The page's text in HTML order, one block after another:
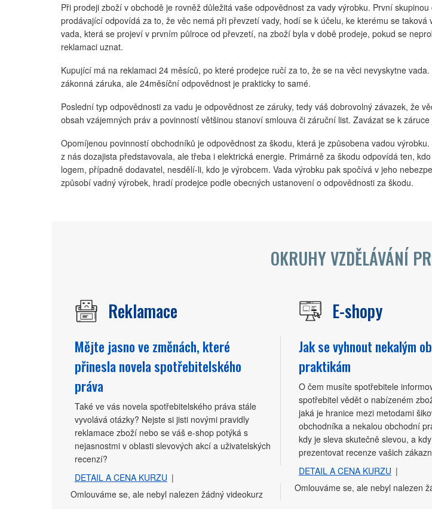
Při prodeji zboží v obchodě je rovněž důležitá vaše odpovědnost za vady výrobku. První
prodávající odpovídá za to, že věc nemá při převzetí vady, hodí se k účelu, ke kterému se
vada, která se projeví v prvním půlroce od převzetí, na zboží byla v době prodeje, pokud se
reklamaci uznat.
Kupující má na reklamaci 24 měsíců, po které prodejce ručí za to, že se na věci nevyskytne
zákonná záruka, ale 24měsíční odpovědnost je prakticky to samé.
Poslední typ odpovědnosti za vadu je odpovědnost ze záruky, tedy váš dobrovolný závazek, že
obsah vzájemných práv a povinností většinou stanoví smlouva či záruční list. Zavázat se k
Opomíjenou povinností obchodníků je odpovědnost za škodu, která je způsobena vadou
z nás dozajista představovala, ale třeba i elektrická energie. Primárně za škodu odpovídá ten,
logem, případně dodavatel, nesdělí-li, kdo je výrobcem. Vada výrobku pak spočívá v jeho
způsobí vadný výrobek, hradí prodejce podle obecných ustanovení o odpovědnosti za škodu.
OKRUHY VZDĚLÁVÁNÍ
Reklamace
Mějte jasno ve změnách, které
přinesla novela spotřebitelského
práva
Také ve vás novela spotřebitelského práva stále
vyvolává otázky? Nejste si jisti novými pravidly
reklamace zboží nebo se váš e-shop potýká s
nejasnostmi v oblasti slevových akcí a uživatelských
recenzí?
DETAIL A CENA KURZU |
Omlouváme se, ale nebyl nalezen žádný videokurz
E-shopy
Jak se vyhnout nekalým
praktikám
O čem musíte spotřebitele
spotřebitel vědět o nabízeném
jaká je hranice mezi metodami
obchodníka a nekalou obchodní
kdy je sleva skutečně slevou, a
prezentovat recenze vašich
DETAIL A CENA KURZU |
Omlouváme se, ale nebyl nalezen